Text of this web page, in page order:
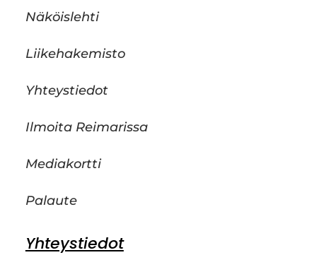
Näköislehti
Liikehakemisto
Yhteystiedot
Ilmoita Reimarissa
Mediakortti
Palaute
Yhteystiedot